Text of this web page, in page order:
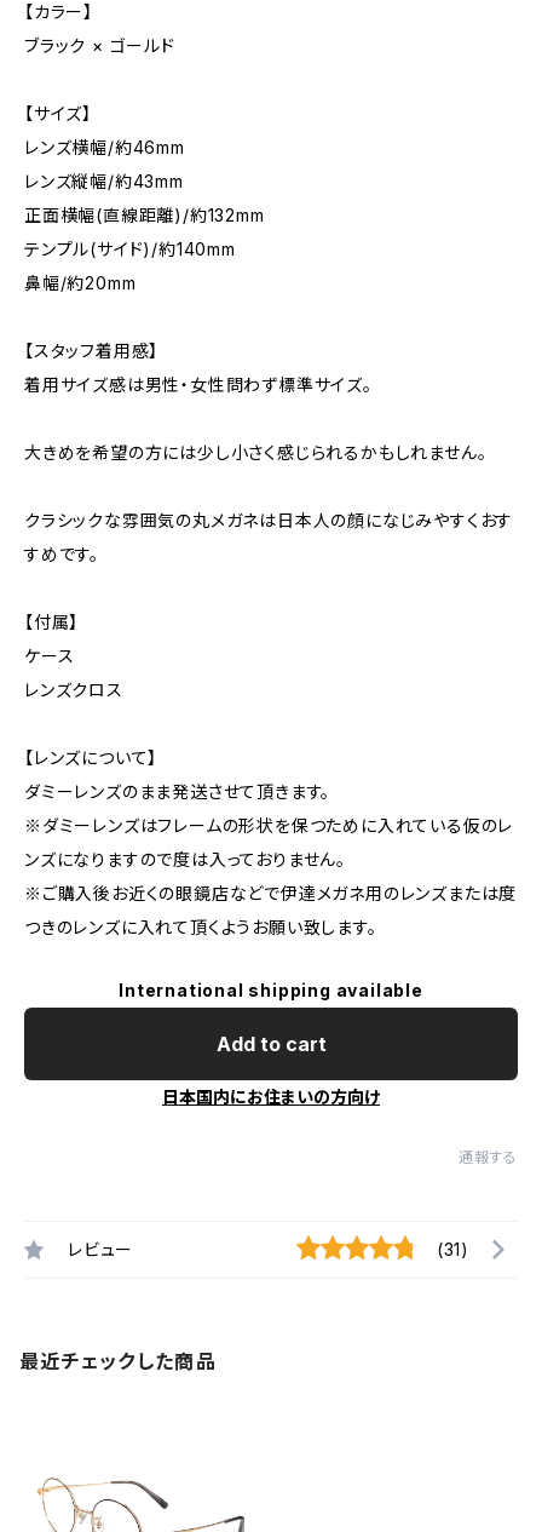
【カラー】
ブラック × ゴールド
【サイズ】
レンズ横幅/約46mm
レンズ縦幅/約43mm
正面横幅(直線距離)/約132mm
テンプル(サイド)/約140mm
鼻幅/約20mm
【スタッフ着用感】
着用サイズ感は男性・女性問わず標準サイズ。
大きめを希望の方には少し小さく感じられるかもしれません。
クラシックな雰囲気の丸メガネは日本人の顔になじみやすくおす
すめです。
【付属】
ケース
レンズクロス
【レンズについて】
ダミーレンズのまま発送させて頂きます。
※ダミーレンズはフレームの形状を保つために入れている仮のレ
ンズになりますので度は入っておりません。
※ご購入後お近くの眼鏡店などで伊達メガネ用のレンズまたは度
つきのレンズに入れて頂くようお願い致します。
International shipping available
Add to cart
日本国内にお住まいの方向け
通報する
レビュー (31)
最近チェックした商品